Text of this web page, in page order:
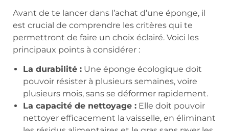
Avant de te lancer dans l’achat d’une éponge, il
est crucial de comprendre les critères qui te
permettront de faire un choix éclairé. Voici les
principaux points à considérer :
La durabilité : Une éponge écologique doit
pouvoir résister à plusieurs semaines, voire
plusieurs mois, sans se déformer rapidement.
La capacité de nettoyage : Elle doit pouvoir
nettoyer efficacement la vaisselle, en éliminant